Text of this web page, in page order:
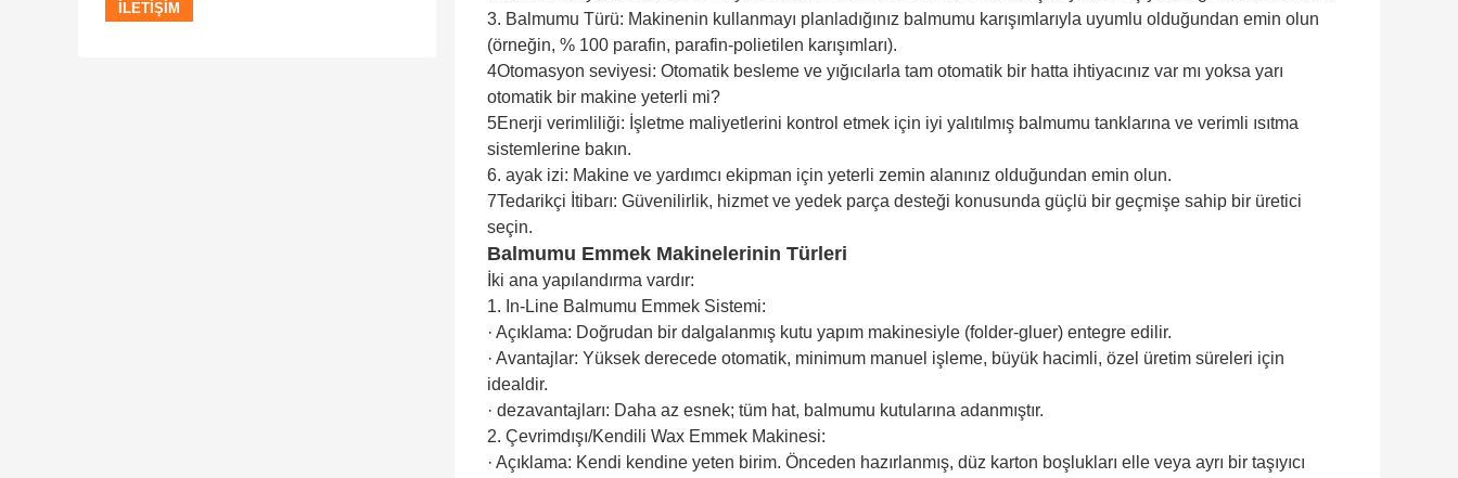
3. Balmumu Türü: Makinenin kullanmayı planladığınız balmumu karışımlarıyla uyumlu olduğundan emin olun
(örneğin, % 100 parafin, parafin-polietilen karışımları).
4Otomasyon seviyesi: Otomatik besleme ve yığıcılarla tam otomatik bir hatta ihtiyacınız var mı yoksa yarı
otomatik bir makine yeterli mi?
5Enerji verimliliği: İşletme maliyetlerini kontrol etmek için iyi yalıtılmış balmumu tanklarına ve verimli ısıtma
sistemlerine bakın.
6. ayak izi: Makine ve yardımcı ekipman için yeterli zemin alanınız olduğundan emin olun.
7Tedarikçi İtibarı: Güvenilirlik, hizmet ve yedek parça desteği konusunda güçlü bir geçmişe sahip bir üretici
seçin.
Balmumu Emmek Makinelerinin Türleri
İki ana yapılandırma vardır:
1. In-Line Balmumu Emmek Sistemi:
· Açıklama: Doğrudan bir dalgalanmış kutu yapım makinesiyle (folder-gluer) entegre edilir.
· Avantajlar: Yüksek derecede otomatik, minimum manuel işleme, büyük hacimli, özel üretim süreleri için
idealdir.
· dezavantajları: Daha az esnek; tüm hat, balmumu kutularına adanmıştır.
2. Çevrimdışı/Kendili Wax Emmek Makinesi:
· Açıklama: Kendi kendine yeten birim. Önceden hazırlanmış, düz karton boşlukları elle veya ayrı bir taşıyıcı